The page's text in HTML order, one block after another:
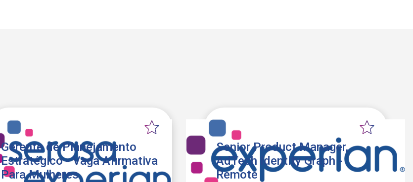
Gerente de Planejamento
Estratégico - Vaga Afirmativa
Para Mulheres
Senior Product Manager,
AdTech Identity Graph -
Remote